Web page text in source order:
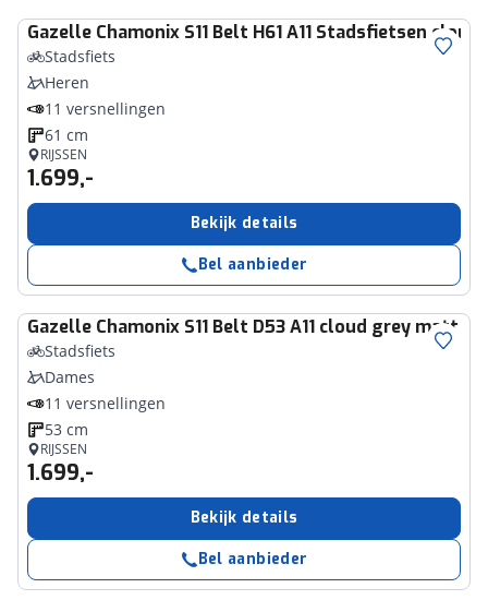
Gazelle Chamonix S11 Belt H61 A11 Stadsfietsen
Stadsfiets
Heren
11 versnellingen
61 cm
RIJSSEN
1.699,-
Bekijk details
Bel aanbieder
Gazelle Chamonix S11 Belt D53 A11 cloud grey matt
Stadsfiets
Dames
11 versnellingen
53 cm
RIJSSEN
1.699,-
Bekijk details
Bel aanbieder